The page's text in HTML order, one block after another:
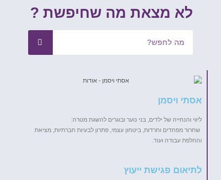
לא מצאת מה שחיפשת ?
אסתי ויסמן
ליווי והנחייה של ילדים, בני נוער ובוגרים להשגת מטרה:
שחרור מפחדים וחרדות, ביטחון עצמי, פתרון לבעיות חברתיות, מציאת
והחלפת עבודה ועוד.
לתיאום פגישת ייעוץ